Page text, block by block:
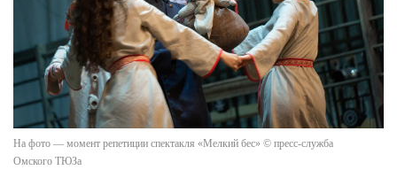
На фото — момент репетиции спектакля «Мелкий бес» © пресс-служба
Омского ТЮЗа